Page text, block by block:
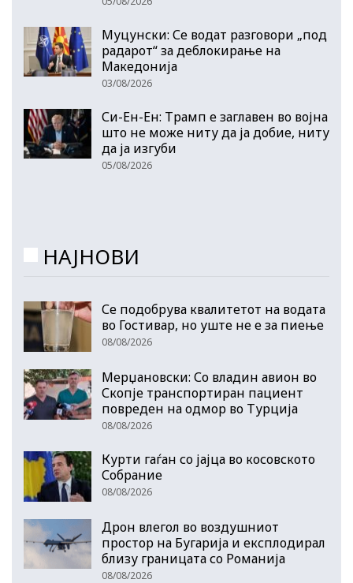
Муцунски: Се водат разговори „под
радарот“ за деблокирање на
Македонија
03/08/2026
Си-Ен-Ен: Трамп е заглавен во војна
што не може ниту да ја добие, ниту
да ја изгуби
05/08/2026
НАЈНОВИ
Се подобрува квалитетот на водата
во Гостивар, но уште не е за пиење
08/08/2026
Мерџановски: Со владин авион во
Скопје транспортиран пациент
повреден на одмор во Турција
08/08/2026
Курти гаѓан со јајца во косовското
Собрание
08/08/2026
Дрон влегол во воздушниот
простор на Бугарија и експлодирал
близу границата со Романија
08/08/2026